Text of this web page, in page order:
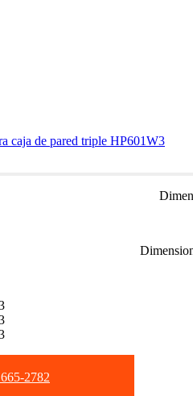
caja de pared triple HP601W3
2782